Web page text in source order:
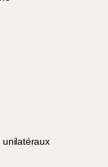
unilatéraux